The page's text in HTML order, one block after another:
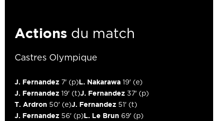
Actions du match
Castres Olympique
J. Fernandez 7′ (p)L. Nakarawa 19′ (e)
J. Fernandez 19′ (t)J. Fernandez 37′ (p)
T. Ardron 50′ (e)J. Fernandez 51′ (t)
J. Fernandez 56′ (p)L. Le Brun 69′ (p)